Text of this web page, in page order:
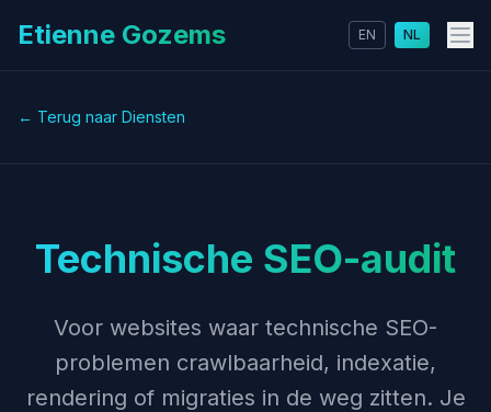
Etienne Gozems EN NL
← Terug naar Diensten
Technische SEO-audit
Voor websites waar technische SEO-
problemen crawlbaarheid, indexatie,
rendering of migraties in de weg zitten. Je